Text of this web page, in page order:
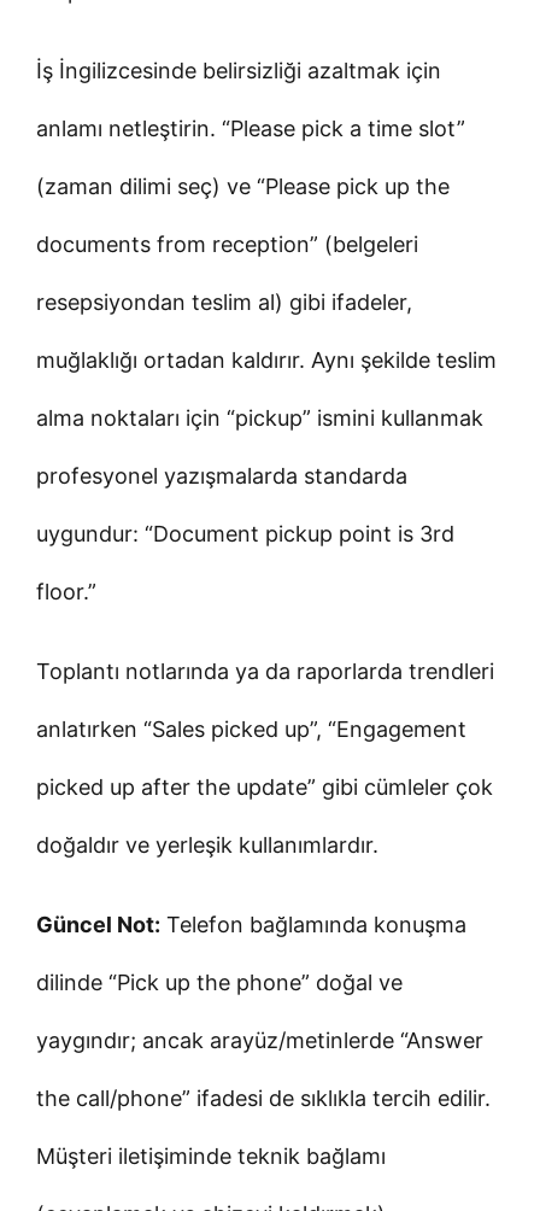
İş İngilizcesinde belirsizliği azaltmak için
anlamı netleştirin. “Please pick a time slot”
(zaman dilimi seç) ve “Please pick up the
documents from reception” (belgeleri
resepsiyondan teslim al) gibi ifadeler,
muğlaklığı ortadan kaldırır. Aynı şekilde teslim
alma noktaları için “pickup” ismini kullanmak
profesyonel yazışmalarda standarda
uygundur: “Document pickup point is 3rd
floor.”
Toplantı notlarında ya da raporlarda trendleri
anlatırken “Sales picked up”, “Engagement
picked up after the update” gibi cümleler çok
doğaldır ve yerleşik kullanımlardır.
Güncel Not: Telefon bağlamında konuşma
dilinde “Pick up the phone” doğal ve
yaygındır; ancak arayüz/metinlerde “Answer
the call/phone” ifadesi de sıklıkla tercih edilir.
Müşteri iletişiminde teknik bağlamı